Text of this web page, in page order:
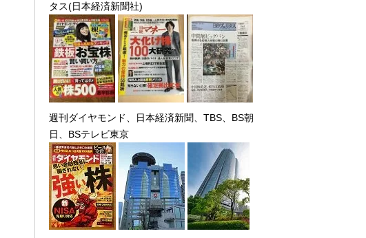
タス(日本経済新聞社)
週刊ダイヤモンド、日本経済新聞、TBS、BS朝
日、BSテレビ東京